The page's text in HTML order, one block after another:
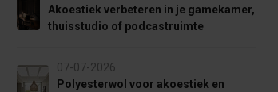
Akoestiek verbeteren in je gamekamer,
thuisstudio of podcastruimte
07-07-2026
Polyesterwol voor akoestiek en